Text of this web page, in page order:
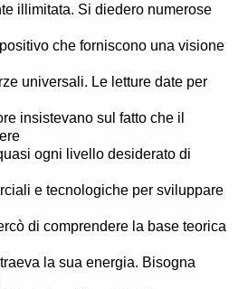
illimitata. Si diedero numerose
che forniscono una visione
universali. Le letture date per
insistevano sul fatto che il
ogni livello desiderato di
e tecnologiche per sviluppare
di comprendere la base teorica
la sua energia. Bisogna